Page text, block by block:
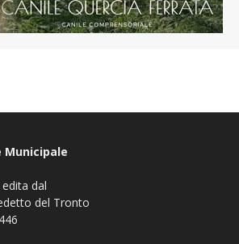
dal
del Tronto